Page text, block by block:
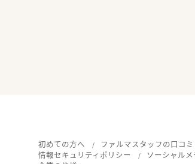
初めての方へ ファルマスタッフの口コミ
情報セキュリティポリシー
ソーシャル